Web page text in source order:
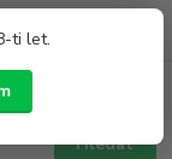
ti let.
Hledat